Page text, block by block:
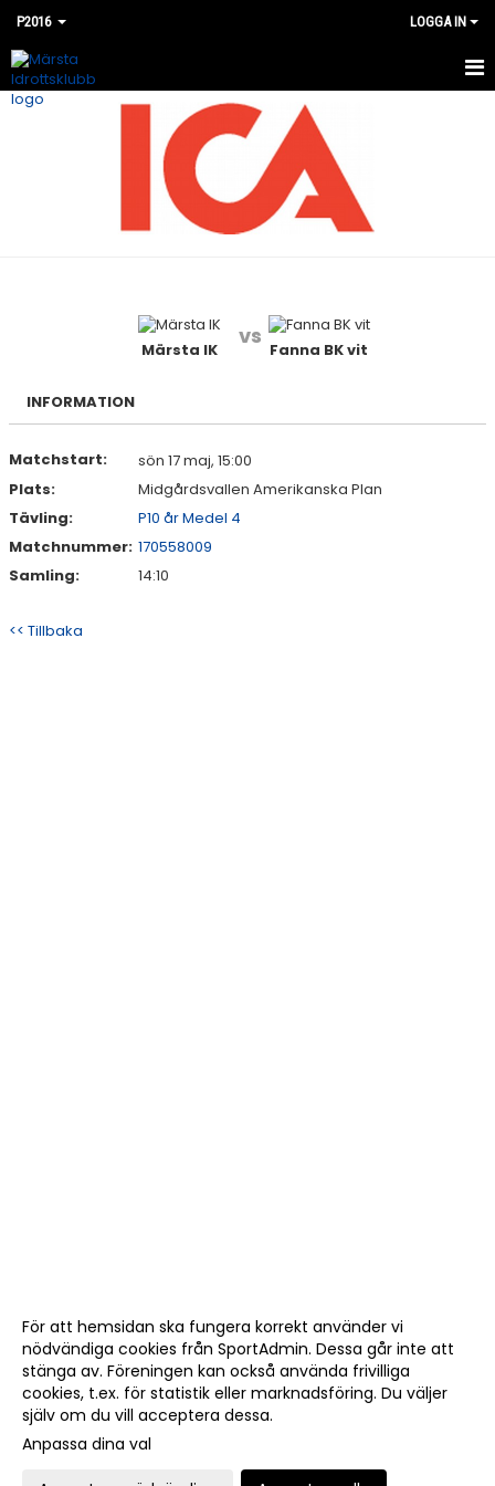
P2016 LOGGA IN
HEM
KONTAKT
Märsta IK
vs
Fanna BK vit
INFORMATION
Matchstart:
sön 17 maj, 15:00
Plats:
Midgårdsvallen Amerikanska Plan
Tävling:
P10 år Medel 4
Matchnummer: 170558009
Samling:
14:10
<< Tillbaka
För att hemsidan ska fungera korrekt använder vi
nödvändiga cookies från SportAdmin. Dessa går inte att
stänga av. Föreningen kan också använda frivilliga
cookies, t.ex. för statistik eller marknadsföring. Du väljer
själv om du vill acceptera dessa.
Anpassa dina val